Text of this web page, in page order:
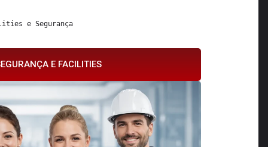
e Segurança
E FACILITIES